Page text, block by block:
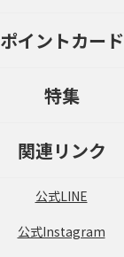
ポイントカード
特集
関連リンク
公式LINE
公式Instagram